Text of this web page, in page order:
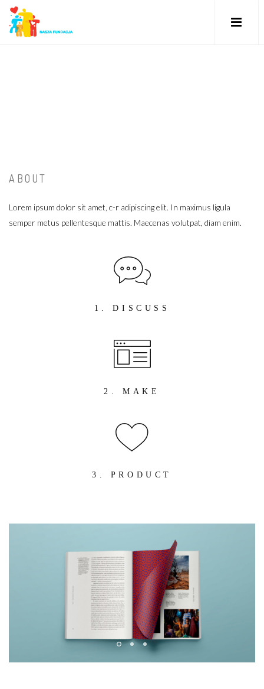
ABOUT
Lorem ipsum dolor sit amet, c-r adipiscing elit. In maximus ligula
semper metus pellentesque mattis. Maecenas volutpat, diam enim.
1. DISCUSS
2. MAKE
3. PRODUCT